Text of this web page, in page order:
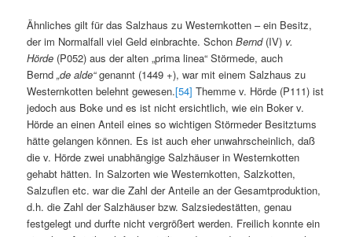
Ähnliches gilt für das Salzhaus zu Westernkotten – ein Besitz,
der im Normalfall viel Geld einbrachte. SchonBernd (IV) v.
Hörde (P052) aus der alten „prima linea“ Störmede, auch
Bernd„de alde“genannt (1449 +), war mit einem Salzhaus zu
Westernkotten belehnt gewesen.[54] Themme v. Hörde (P111) ist
jedoch aus Boke und es ist nicht ersichtlich, wie ein Boker v.
Hörde an einen Anteil eines so wichtigen Störmeder Besitztums
hätte gelangen können. Es ist auch eher unwahrscheinlich, daß
die v. Hörde zwei unabhängige Salzhäuser in Westernkotten
gehabt hätten. In Salzorten wie Westernkotten, Salzkotten,
Salzuflen etc. war die Zahl der Anteile an der Gesamtproduktion,
d.h. die Zahl der Salzhäuser bzw. Salzsiedestätten, genau
festgelegt und durfte nicht vergrößert werden. Freilich konnte ein